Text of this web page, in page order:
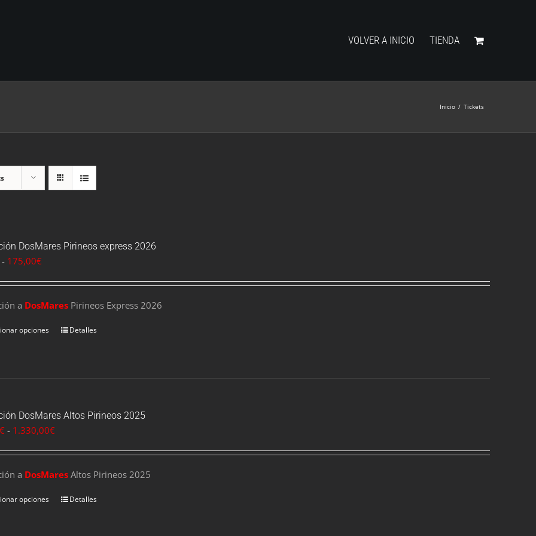
VOLVER A INICIO TIENDA
Inicio / Tickets
DosMares Pirineos express 2026
- 175,00€
desde
hasta
a DosMares Pirineos Express 2026
opciones Detalles
DosMares Altos Pirineos 2025
€ - 1.330,00€
desde
hasta
a DosMares Altos Pirineos 2025
opciones Detalles